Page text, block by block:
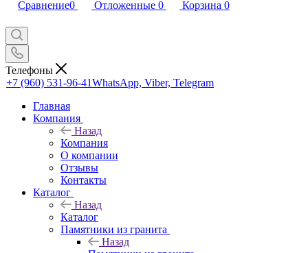
Сравнение0 Отложенные 0 Корзина 0
Телефоны
+7 (960) 531-96-41WhatsApp, Viber, Telegram
Главная
Компания
Назад
Компания
О компании
Отзывы
Контакты
Каталог
Назад
Каталог
Памятники из гранита
Назад